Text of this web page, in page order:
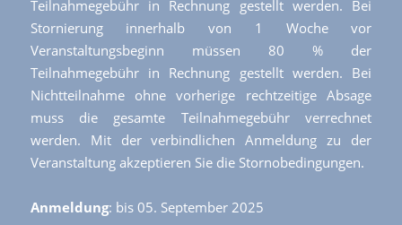
Teilnahmegebühr in Rechnung gestellt werden. Bei
Stornierung innerhalb von 1 Woche vor
Veranstaltungsbeginn müssen 80 % der
Teilnahmegebühr in Rechnung gestellt werden. Bei
Nichtteilnahme ohne vorherige rechtzeitige Absage
muss die gesamte Teilnahmegebühr verrechnet
werden. Mit der verbindlichen Anmeldung zu der
Veranstaltung akzeptieren Sie die Stornobedingungen.
Anmeldung: bis 05. September 2025